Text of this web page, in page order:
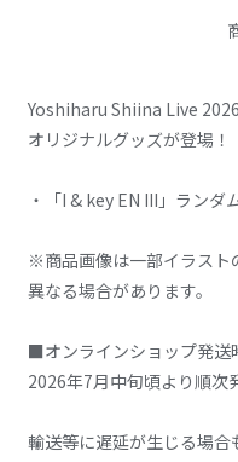
Yoshiharu Shiina Live 2026
オリジナルグッズが登場！
・「I & key EN III」ランダ
※商品画像は一部イラスト
異なる場合があります。
■オンラインショップ発送
2026年7月中旬頃より順次
輸送等に遅延が生じる場合